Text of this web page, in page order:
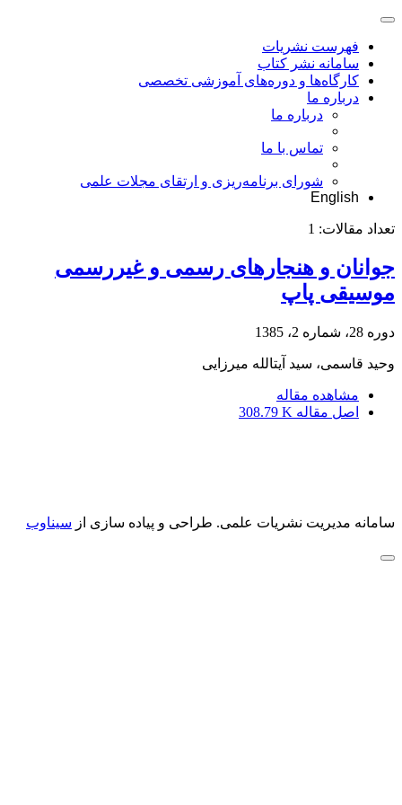
فهرست نشریات
سامانه نشر کتاب
کارگاه‌ها و دوره‌های آموزشی تخصصی
درباره ما
درباره ما
تماس با ما
شورای برنامه‌ریزی و ارتقای مجلات علمی
English
تعداد مقالات: 1
جوانان و هنجارهای رسمی و غیررسمی
موسیقی پاپ
دوره 28، شماره 2، 1385
وحید قاسمی، سید آیت‏الله میرزایی
مشاهده مقاله
اصل مقاله 308.79 K
سامانه مدیریت نشریات علمی. طراحی و پیاده سازی از سیناوب